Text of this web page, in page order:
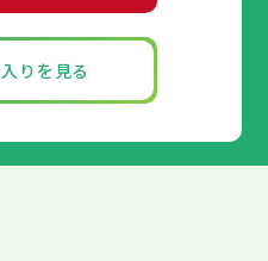
りを見る